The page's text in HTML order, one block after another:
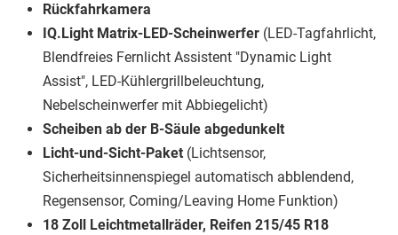
Rückfahrkamera
IQ.Light Matrix-LED-Scheinwerfer (LED-Tagfahrlicht,
Blendfreies Fernlicht Assistent "Dynamic Light
Assist", LED-Kühlergrillbeleuchtung,
Nebelscheinwerfer mit Abbiegelicht)
Scheiben ab der B-Säule abgedunkelt
Licht-und-Sicht-Paket (Lichtsensor,
Sicherheitsinnenspiegel automatisch abblendend,
Regensensor, Coming/Leaving Home Funktion)
18 Zoll Leichtmetallräder, Reifen 215/45 R18